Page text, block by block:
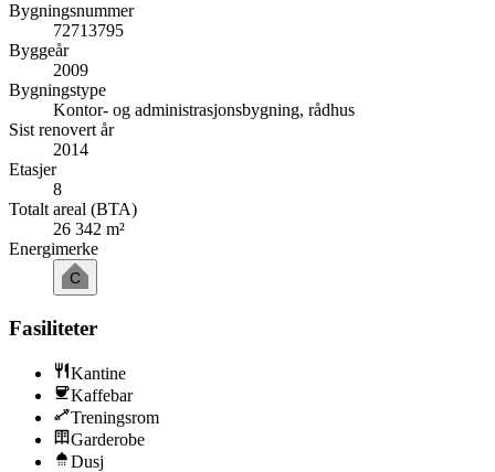
Bygningsnummer
72713795
Byggeår
2009
Bygningstype
Kontor- og administrasjonsbygning, rådhus
Sist renovert år
2014
Etasjer
8
Totalt areal (BTA)
26 342 m²
Energimerke
C
Fasiliteter
Kantine
Kaffebar
Treningsrom
Garderobe
Dusj